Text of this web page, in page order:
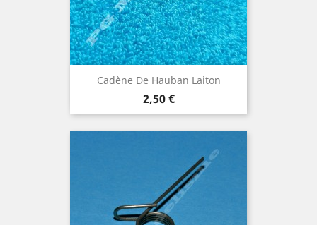
Cadène De Hauban Laiton
Prix
2,50 €